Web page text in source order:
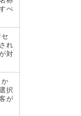
べ
れ
対
か
択
が